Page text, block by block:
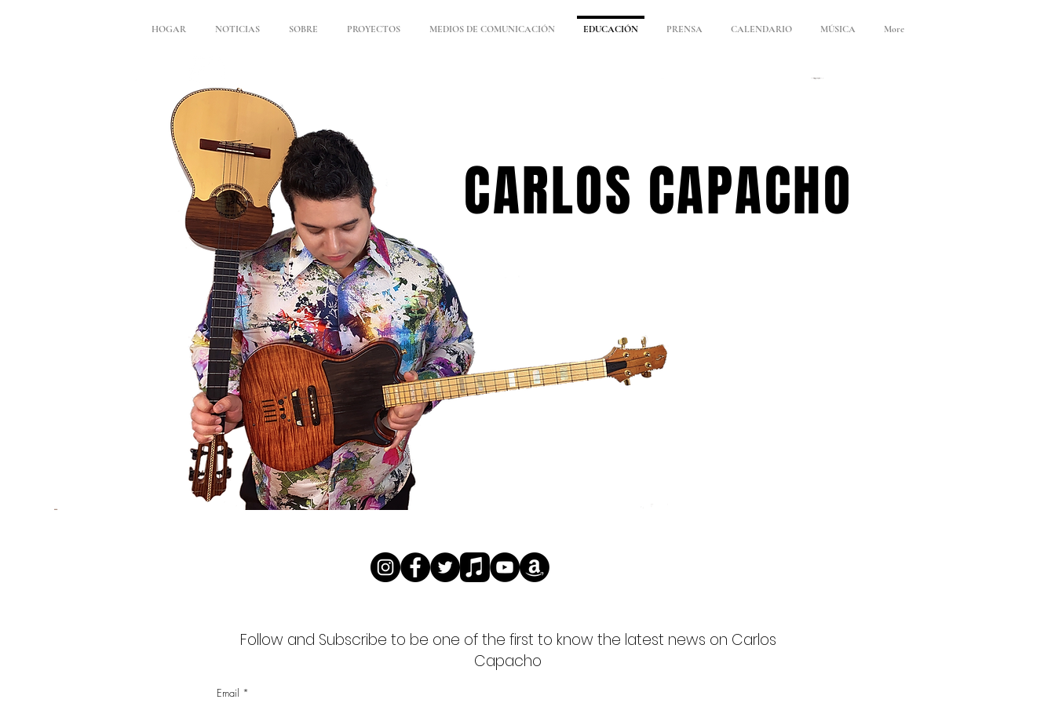
HOGAR NOTICIAS SOBRE PROYECTOS MEDIOS DE COMUNICACIÓN EDUCACIÓN PRENSA CALENDARIO MÚSICA More
CARLOS CAPACHO
Follow and Subscribe to be one of the first to know the latest news on Carlos
Capacho
Email